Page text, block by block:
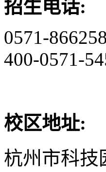
招生电话:
0571-
400-0571-
校区地址:
杭州市科技